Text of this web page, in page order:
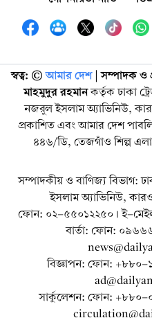
স্বত্ব: ©️ আমার দেশ| সম্পাদক ও
মাহমুদুর রহমানকর্তৃক ঢাকা
নজরুল ইসলাম অ্যাভিনিউ,
প্রকাশিত এবং আমার দেশ
৪৪৬/ডি, তেজগাঁও শিল্প
সম্পাদকীয় ও বাণিজ্য বিভাগ:
ইসলাম অ্যাভিনিউ,
ফোন: ০২-৫৫০১২২৫০। ই-
বার্তা: ফোন:
বিজ্ঞাপন: ফোন:
সার্কুলেশন: ফোন: